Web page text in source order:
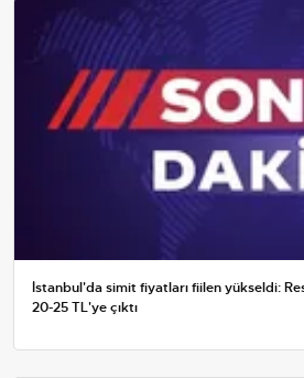
İstanbul'da simit fiyatları fiilen yükseldi:
20-25 TL'ye çıktı